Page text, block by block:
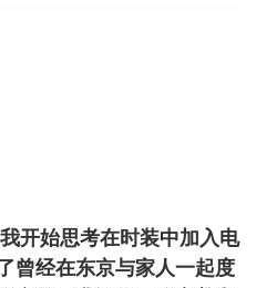
开始思考在时装中加入电
曾经在东京与家人一起度